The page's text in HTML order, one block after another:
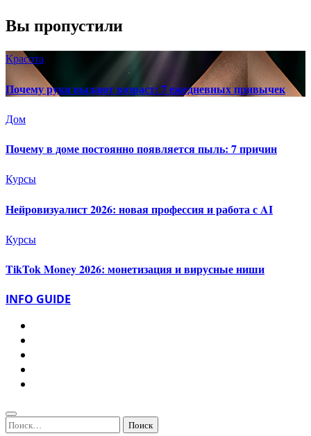
Вы пропустили
Красота
Почему руки выдают возраст: 7 ежедневных привычек
Дом
Почему в доме постоянно появляется пыль: 7 причин
Курсы
Нейровизуалист 2026: новая профессия и работа с AI
Курсы
TikTok Money 2026: монетизация и вирусные ниши
INFO GUIDE
Найти: